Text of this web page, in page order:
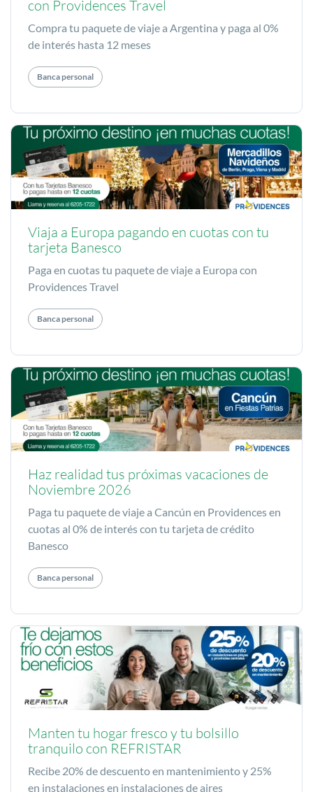
con Providences Travel
Compra tu paquete de viaje a Argentina y paga al 0%
de interés hasta 12 meses
Banca personal
Viaja a Europa pagando en cuotas con tu
tarjeta Banesco
Paga en cuotas tu paquete de viaje a Europa con
Providences Travel
Banca personal
Haz realidad tus próximas vacaciones de
Noviembre 2026
Paga tu paquete de viaje a Cancún en Providences en
cuotas al 0% de interés con tu tarjeta de crédito
Banesco
Banca personal
Manten tu hogar fresco y tu bolsillo
tranquilo con REFRISTAR
Recibe 20% de descuento en mantenimiento y 25%
en instalaciones en instalaciones de aires